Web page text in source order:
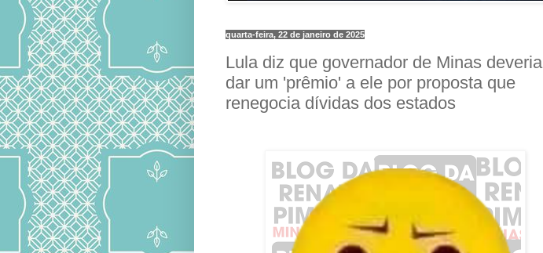
quarta-feira, 22 de janeiro de 2025
Lula diz que governador de Minas deveria
dar um 'prêmio' a ele por proposta que
renegocia dívidas dos estados